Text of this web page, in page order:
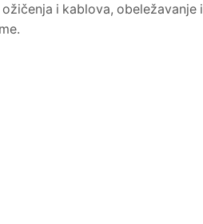
i kablova, obeležavanje i